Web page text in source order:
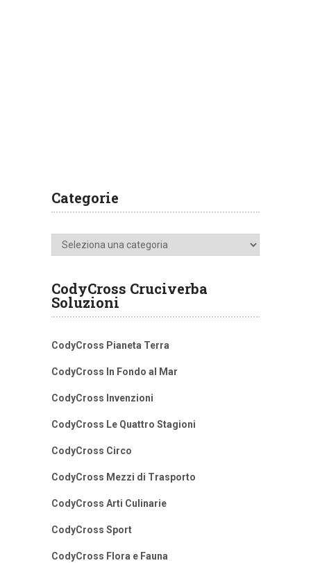
Categorie
Categorie
CodyCross Cruciverba
Soluzioni
CodyCross Pianeta Terra
CodyCross In Fondo al Mar
CodyCross Invenzioni
CodyCross Le Quattro Stagioni
CodyCross Circo
CodyCross Mezzi di Trasporto
CodyCross Arti Culinarie
CodyCross Sport
CodyCross Flora e Fauna